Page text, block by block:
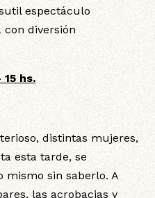
espectáculo
con diversión
hs.
distintas mujeres,
esta tarde, se
sin saberlo. A
las acrobacias y